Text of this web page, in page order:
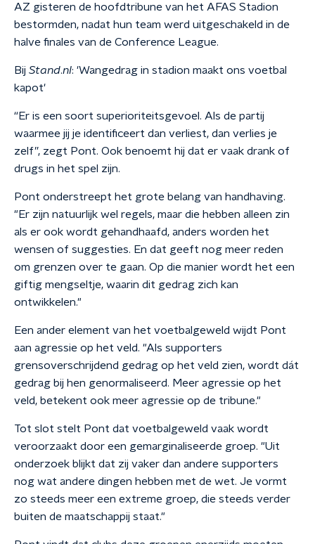
AZ gisteren de hoofdtribune van het AFAS Stadion
bestormden, nadat hun team werd uitgeschakeld in de
halve finales van de Conference League.
Bij Stand.nl: 'Wangedrag in stadion maakt ons voetbal
kapot'
“Er is een soort superioriteitsgevoel. Als de partij
waarmee jij je identificeert dan verliest, dan verlies je
zelf”, zegt Pont. Ook benoemt hij dat er vaak drank of
drugs in het spel zijn.
Pont onderstreept het grote belang van handhaving.
"Er zijn natuurlijk wel regels, maar die hebben alleen zin
als er ook wordt gehandhaafd, anders worden het
wensen of suggesties. En dat geeft nog meer reden
om grenzen over te gaan. Op die manier wordt het een
giftig mengseltje, waarin dit gedrag zich kan
ontwikkelen."
Een ander element van het voetbalgeweld wijdt Pont
aan agressie op het veld. "Als supporters
grensoverschrijdend gedrag op het veld zien, wordt dát
gedrag bij hen genormaliseerd. Meer agressie op het
veld, betekent ook meer agressie op de tribune."
Tot slot stelt Pont dat voetbalgeweld vaak wordt
veroorzaakt door een gemarginaliseerde groep. "Uit
onderzoek blijkt dat zij vaker dan andere supporters
nog wat andere dingen hebben met de wet. Je vormt
zo steeds meer een extreme groep, die steeds verder
buiten de maatschappij staat."